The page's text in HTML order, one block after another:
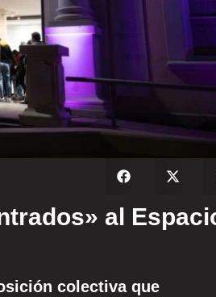
al
colectiva que